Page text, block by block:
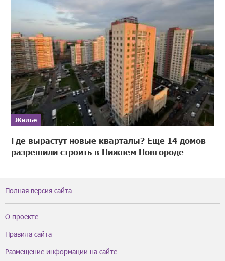
Жилье
Где вырастут новые кварталы? Еще 14 домов
разрешили строить в Нижнем Новгороде
Полная версия сайта
О проекте
Правила сайта
Размещение информации на сайте